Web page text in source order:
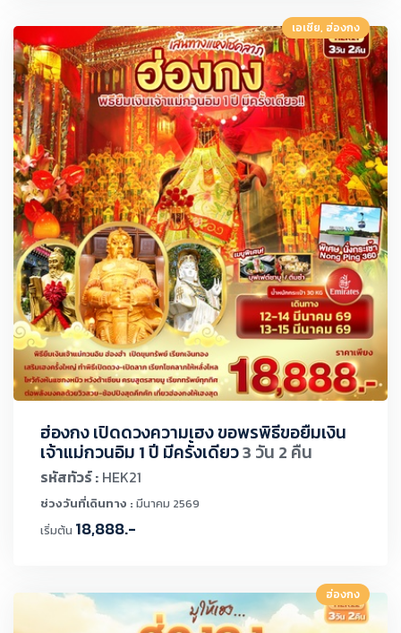
เอเชีย, ฮ่องกง
ฮ่องกง เปิดดวงความเฮง ขอพรพิธีขอยืมเงิน
เจ้าแม่กวนอิม 1 ปี มีครั้งเดียว3 วัน 2 คืน
รหัสทัวร์ : HEK21
ช่วงวันที่เดินทาง : มีนาคม 2569
เริ่มต้น 18,888.-
ฮ่องกง